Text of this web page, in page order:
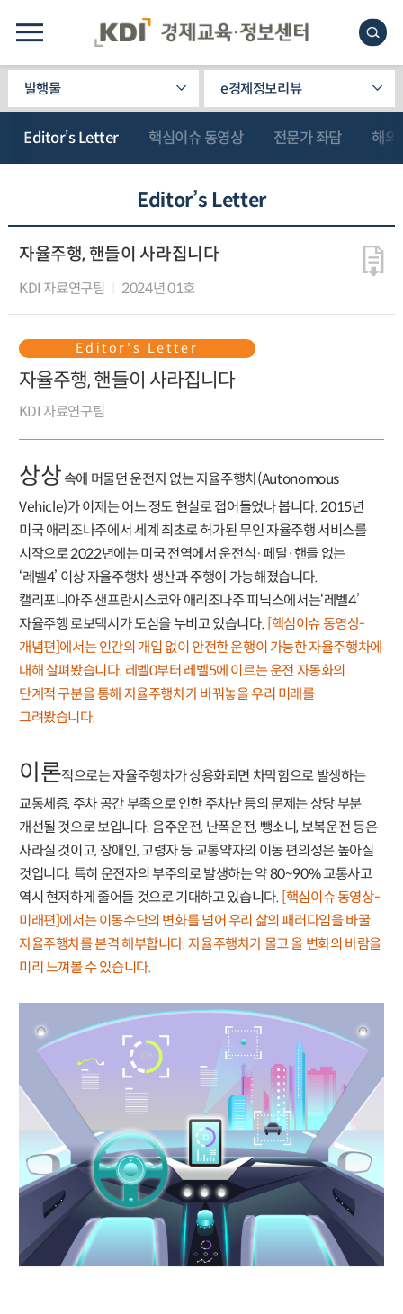
발행물 e경제정보리뷰
Editor’s Letter 핵심이슈 동영상 전문가 좌담 해외
Editor’s Letter
자율주행, 핸들이 사라집니다
KDI 자료연구팀 2024년 01호
Editor's Letter
자율주행, 핸들이 사라집니다
KDI 자료연구팀
상상속에 머물던 운전자 없는 자율주행차(Autonomous
Vehicle)가 이제는 어느 정도 현실로 접어들었나 봅니다. 2015년
미국 애리조나주에서 세계 최초로 허가된 무인 자율주행 서비스를
시작으로 2022년에는 미국 전역에서 운전석·페달·핸들 없는
‘레벨4’ 이상 자율주행차 생산과 주행이 가능해졌습니다.
캘리포니아주 샌프란시스코와 애리조나주 피닉스에서는‘레벨4’
자율주행 로보택시가 도심을 누비고 있습니다. [핵심이슈 동영상-
개념편]에서는 인간의 개입 없이 안전한 운행이 가능한 자율주행차에
대해 살펴봤습니다. 레벨0부터 레벨5에 이르는 운전 자동화의
단계적 구분을 통해 자율주행차가 바꿔놓을 우리 미래를
그려봤습니다.
이론적으로는 자율주행차가 상용화되면 차막힘으로 발생하는
교통체증, 주차 공간 부족으로 인한 주차난 등의 문제는 상당 부분
개선될 것으로 보입니다. 음주운전, 난폭운전, 뺑소니, 보복운전 등은
사라질 것이고, 장애인, 고령자 등 교통약자의 이동 편의성은 높아질
것입니다. 특히 운전자의 부주의로 발생하는 약 80~90% 교통사고
역시 현저하게 줄어들 것으로 기대하고 있습니다. [핵심이슈 동영상-
미래편]에서는 이동수단의 변화를 넘어 우리 삶의 패러다임을 바꿀
자율주행차를 본격 해부합니다. 자율주행차가 몰고 올 변화의 바람을
미리 느껴볼 수 있습니다.